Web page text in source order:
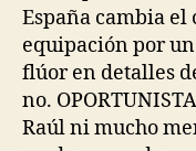
España cambia el
equipación por
flúor en detalles
no.
Raúl ni mucho